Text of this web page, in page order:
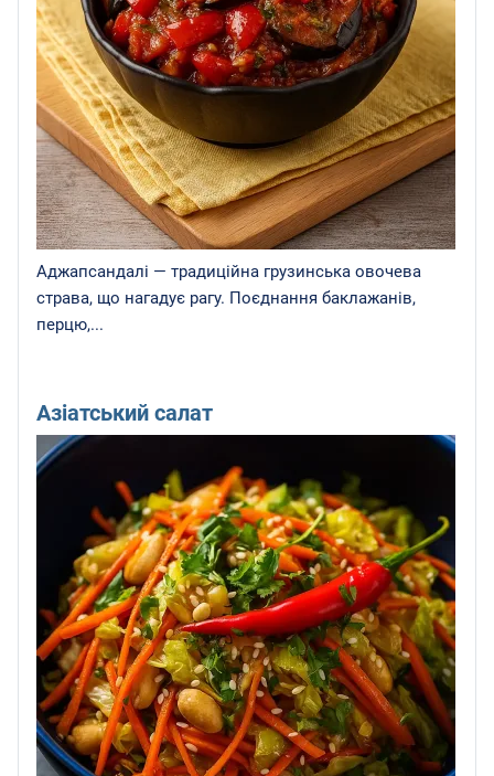
Аджапсандалі — традиційна грузинська овочева
страва, що нагадує рагу. Поєднання баклажанів,
перцю,...
Азіатський салат